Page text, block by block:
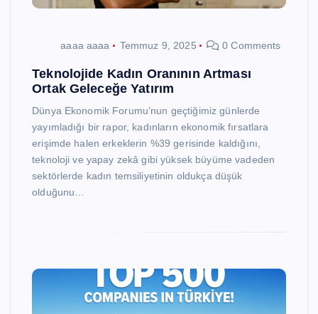
aaaa aaaa Temmuz 9, 2025 0 Comments
Teknolojide Kadın Oranının Artması
Ortak Geleceğe Yatırım
Dünya Ekonomik Forumu’nun geçtiğimiz günlerde
yayımladığı bir rapor, kadınların ekonomik fırsatlara
erişimde halen erkeklerin %39 gerisinde kaldığını,
teknoloji ve yapay zekâ gibi yüksek büyüme vadeden
sektörlerde kadın temsiliyetinin oldukça düşük
olduğunu…